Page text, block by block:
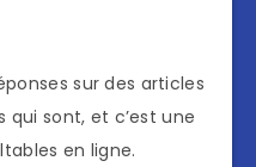
sur des articles
qui sont, et c’est une
en ligne.